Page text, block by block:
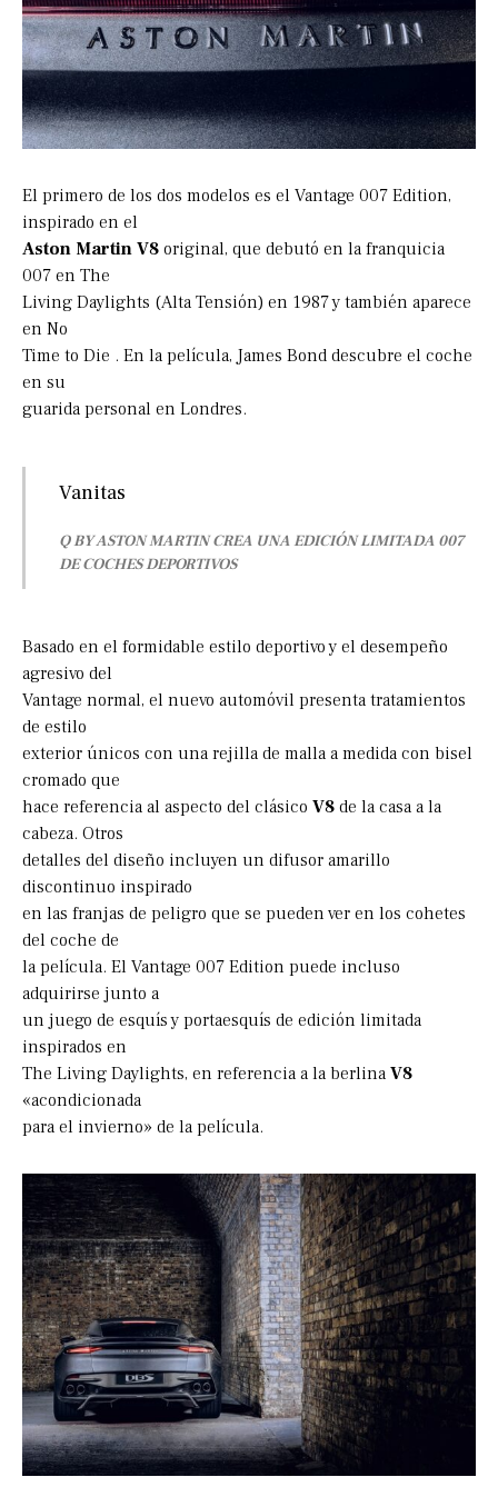
El primero de los dos modelos es el Vantage 007 Edition,
inspirado en el
Aston Martin V8 original, que debutó en la franquicia
007 en The
Living Daylights (Alta Tensión) en 1987 y también aparece
en No
Time to Die . En la película, James Bond descubre el coche
en su
guarida personal en Londres.
Vanitas
Q BY ASTON MARTIN CREA UNA EDICIÓN LIMITADA 007
DE COCHES DEPORTIVOS
Basado en el formidable estilo deportivo y el desempeño
agresivo del
Vantage normal, el nuevo automóvil presenta tratamientos
de estilo
exterior únicos con una rejilla de malla a medida con bisel
cromado que
hace referencia al aspecto del clásico V8 de la casa a la
cabeza. Otros
detalles del diseño incluyen un difusor amarillo
discontinuo inspirado
en las franjas de peligro que se pueden ver en los cohetes
del coche de
la película. El Vantage 007 Edition puede incluso
adquirirse junto a
un juego de esquís y portaesquís de edición limitada
inspirados en
The Living Daylights, en referencia a la berlina V8
«acondicionada
para el invierno» de la película.